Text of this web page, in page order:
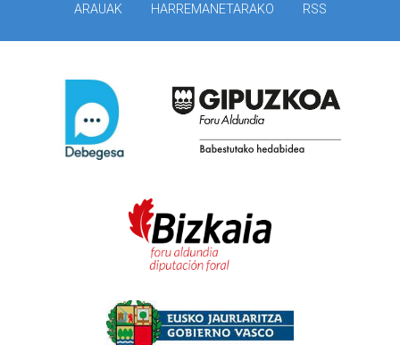
ARAUAK HARREMANETARAKO RSS